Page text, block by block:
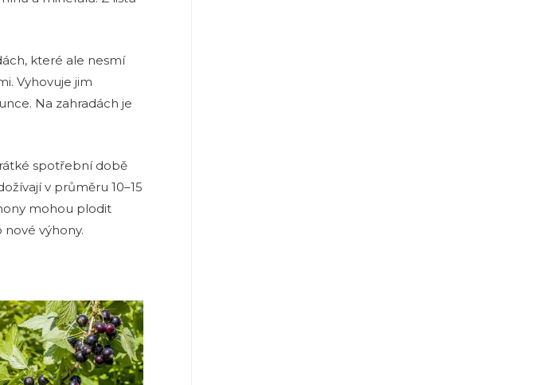
které ale nesmí
Vyhovuje jim
Na zahradách je
spotřební době
v průměru 10–15
mohou plodit
výhony.